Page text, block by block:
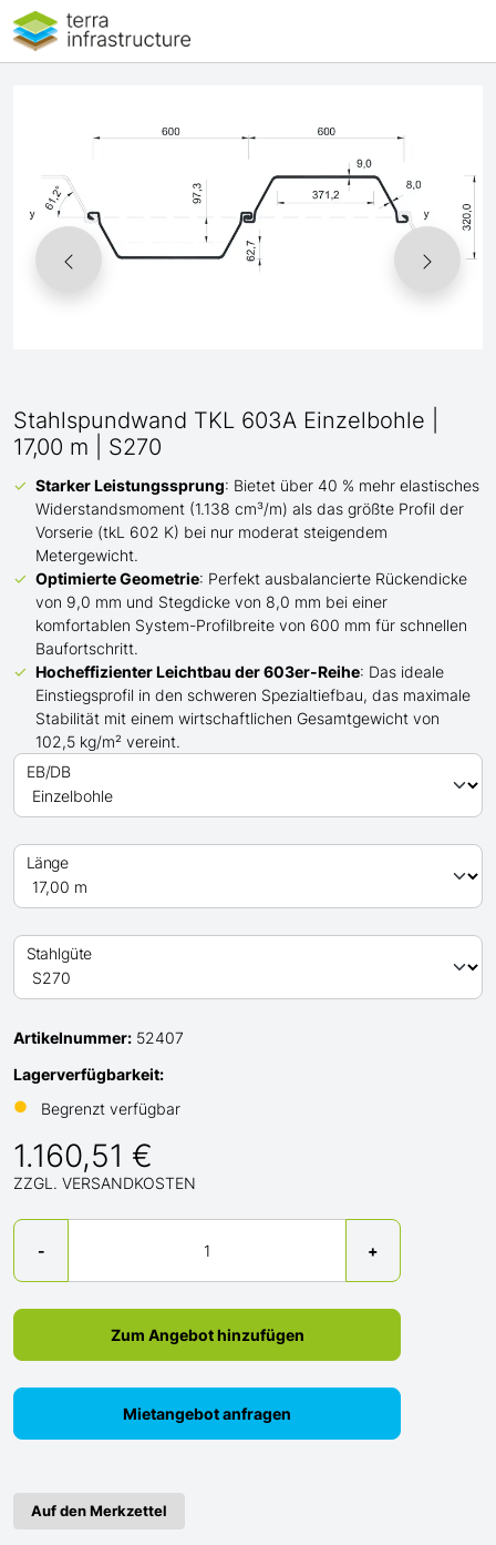
Stahlspundwand TKL 603A Einzelbohle |
17,00 m | S270
Starker Leistungssprung: Bietet über 40 % mehr elastisches
Widerstandsmoment (1.138 cm³/m) als das größte Profil der
Vorserie (tkL 602 K) bei nur moderat steigendem
Metergewicht.
Optimierte Geometrie: Perfekt ausbalancierte Rückendicke
von 9,0 mm und Stegdicke von 8,0 mm bei einer
komfortablen System-Profilbreite von 600 mm für schnellen
Baufortschritt.
Hocheffizienter Leichtbau der 603er-Reihe: Das ideale
Einstiegsprofil in den schweren Spezialtiefbau, das maximale
Stabilität mit einem wirtschaftlichen Gesamtgewicht von
102,5 kg/m² vereint.
EB/DB
Länge
Stahlgüte
Artikelnummer: 52407
Lagerverfügbarkeit:
●
Begrenzt verfügbar
1.160,51 €
ZZGL. VERSANDKOSTEN
-
Menge
+
Zum Angebot hinzufügen
Mietangebot anfragen
Auf den Merkzettel